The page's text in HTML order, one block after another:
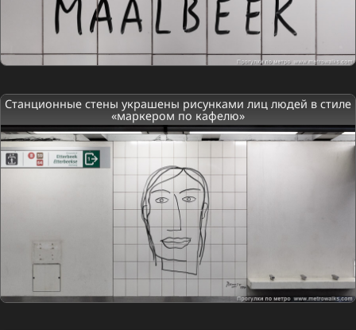
Станционные стены украшены рисунками лиц людей в стиле
«маркером по кафелю»